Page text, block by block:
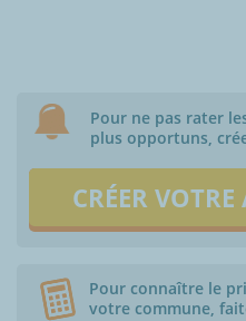
Pour ne pas rater
plus opportuns,
CRÉER VOTRE
Pour connaître le
votre commune,